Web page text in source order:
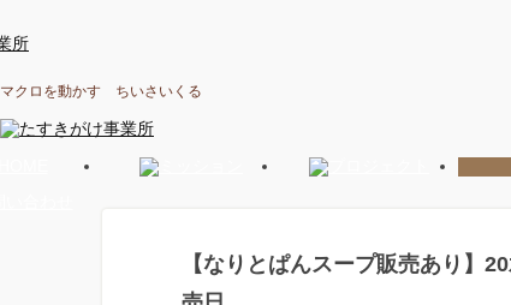
マクロを動かす ちいさいくる
【なりとぱんスープ販売あり